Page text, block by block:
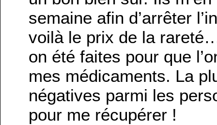
semaine afin d’arrêter
voilà le prix de la
on été faites pour que
mes médicaments. La
négatives parmi les
pour me récupérer !